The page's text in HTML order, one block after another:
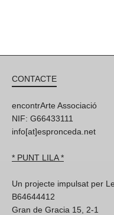
CONTACTE
encontrArte Associació
NIF: G66433111
info[at]espronceda.net
* PUNT LILA *
Un projecte impulsat per
B64644412
Gran de Gracia 15, 2-1